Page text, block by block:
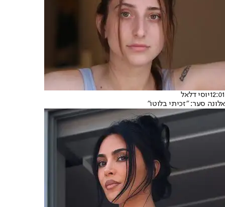
12:01יוסי דלאל
אלונה סער: "זכיתי בלוטו"